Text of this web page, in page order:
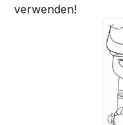
verwenden!